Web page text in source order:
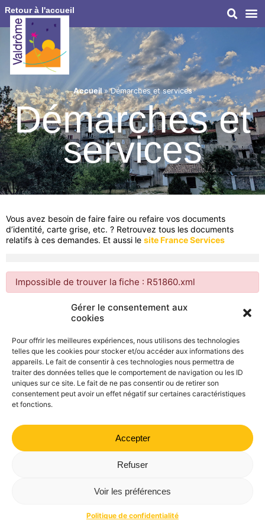
Gérer le consentement aux
cookies
Pour offrir les meilleures expériences, nous utilisons des technologies
telles que les cookies pour stocker et/ou accéder aux informations des
appareils. Le fait de consentir à ces technologies nous permettra de
traiter des données telles que le comportement de navigation ou les ID
uniques sur ce site. Le fait de ne pas consentir ou de retirer son
consentement peut avoir un effet négatif sur certaines caractéristiques
et fonctions.
Accepter
Refuser
Voir les préférences
Politique de confidentialité
Retour à l'accueil
Accueil»Démarches et services
Démarches et
services
Vous avez besoin de faire faire ou refaire vos documents
d’identité, carte grise, etc. ? Retrouvez tous les documents
relatifs à ces demandes. Et aussi le site France Services
Impossible de trouver la fiche : R51860.xml
Mairie de Valdrôme | 14 rue Haute, 26310 Valdrôme | 04 75
Politique de confidentialité
Mentions légales Plan du site